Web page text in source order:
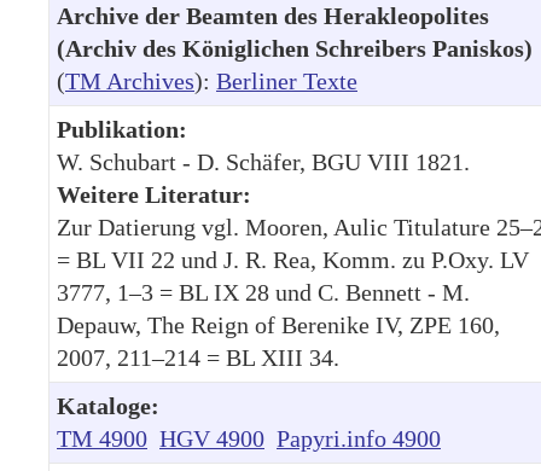
Archive der Beamten des Herakleopolites
(Archiv des Königlichen Schreibers Paniskos)
(TM Archives): Berliner Texte
Publikation:
W. Schubart - D. Schäfer, BGU VIII 1821.
Weitere Literatur:
Zur Datierung vgl. Mooren, Aulic Titulature
= BL VII 22 und J. R. Rea, Komm. zu P.Oxy. LV
3777, 1–3 = BL IX 28 und C. Bennett - M.
Depauw, The Reign of Berenike IV, ZPE 160,
2007, 211–214 = BL XIII 34.
Kataloge:
TM 4900 HGV 4900 Papyri.info 4900